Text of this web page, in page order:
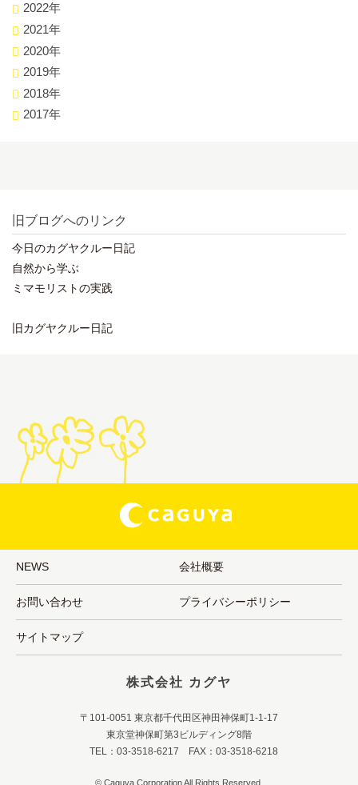
2022年
2021年
2020年
2019年
2018年
2017年
旧ブログへのリンク
今日のカグヤクルー日記
自然から学ぶ
ミマモリストの実践
旧カグヤクルー日記
NEWS 会社概要
お問い合わせ プライバシーポリシー
サイトマップ
株式会社 カグヤ
〒101-0051 東京都千代田区神田神保町1-1-17
東京堂神保町第3ビルディング8階
TEL：03-3518-6217 FAX：03-3518-6218
© Caguya Corporation All Rights Reserved.